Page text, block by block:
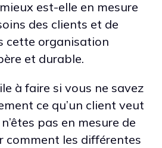
est-elle en mesure
des clients et de
cette organisation
et durable.
à faire si vous ne savez
ce qu’un client veut
pas en mesure de
comment les différentes